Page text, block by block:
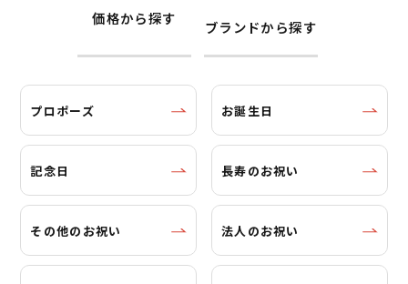
価格から探す ブランドから探す
プロポーズ お誕生日
記念日 長寿のお祝い
その他のお祝い 法人のお祝い